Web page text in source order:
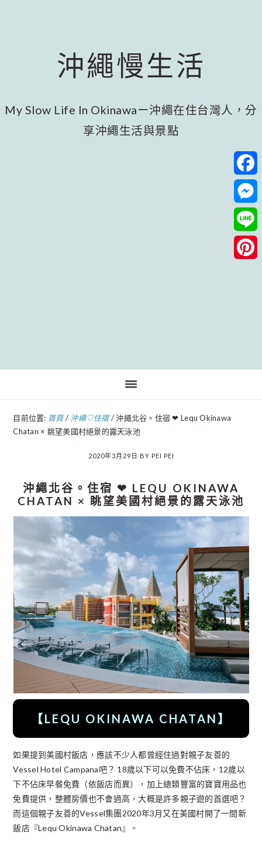
沖繩慢生活
My Slow Life In Okinawaー沖繩在住台灣人，分
享沖繩生活與景點
目前位置: 首頁 / 沖繩♡住宿 /沖繩北谷。住宿 ❤︎ Lequ Okinawa
Chatan × 眺望美國村絕景的露天泳池
2020年3月29日 BY PEI PEI
沖繩北谷。住宿 ❤︎ LEQU OKINAWA
CHATAN × 眺望美國村絕景的露天泳池
【LEQU OKINAWA CHATAN 】
如果提到美國村飯店，應該不少人都曾經住過對親子友善的
Vessel Hotel Campana吧？ 18歲以下可以免費不佔床，12歲以
下不佔床早餐免費（依飯店而異），加上總類豐富的寶寶用品也
免費提供，整體房價也不會過高，大概是許多親子遊的首選吧？
而這個親子友善的Vessel集團2020年3月又在美國村開了一間新
飯店『Lequ Okinawa Chatan』。
Line